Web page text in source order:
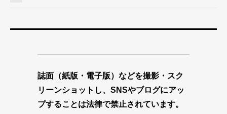
誌面（紙版・電子版）などを撮影・スク
リーンショットし、SNSやブログにアッ
プすることは法律で禁止されています。